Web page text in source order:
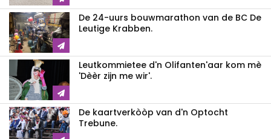
De 24-uurs bouwmarathon van de BC De
Leutige Krabben.
Leutkommietee d'n Olifanten'aar kom mè
'Dèèr zijn me wir'.
De kaartverkòòp van d'n Optocht
Trebune.